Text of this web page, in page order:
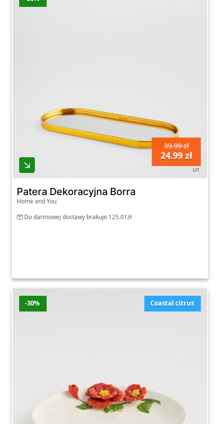
poszukujesz eleganckiej tacki na przyjęcia, czy
39.99 zł
24.99 zł
szt
Patera Dekoracyjna Borra
Home and You
Do darmowej dostawy brakuje 125.01zł
Coastal citrus
-30%